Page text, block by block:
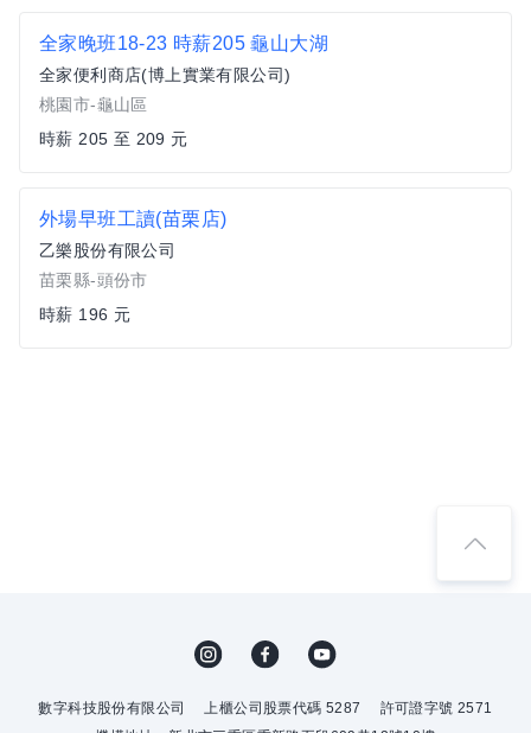
全家晚班18-23 時薪205 龜山大湖
全家便利商店(博上實業有限公司)
桃園市-龜山區
時薪 205 至 209 元
外場早班工讀(苗栗店)
乙樂股份有限公司
苗栗縣-頭份市
時薪 196 元
數字科技股份有限公司 上櫃公司股票代碼 5287
許可證字號 2571